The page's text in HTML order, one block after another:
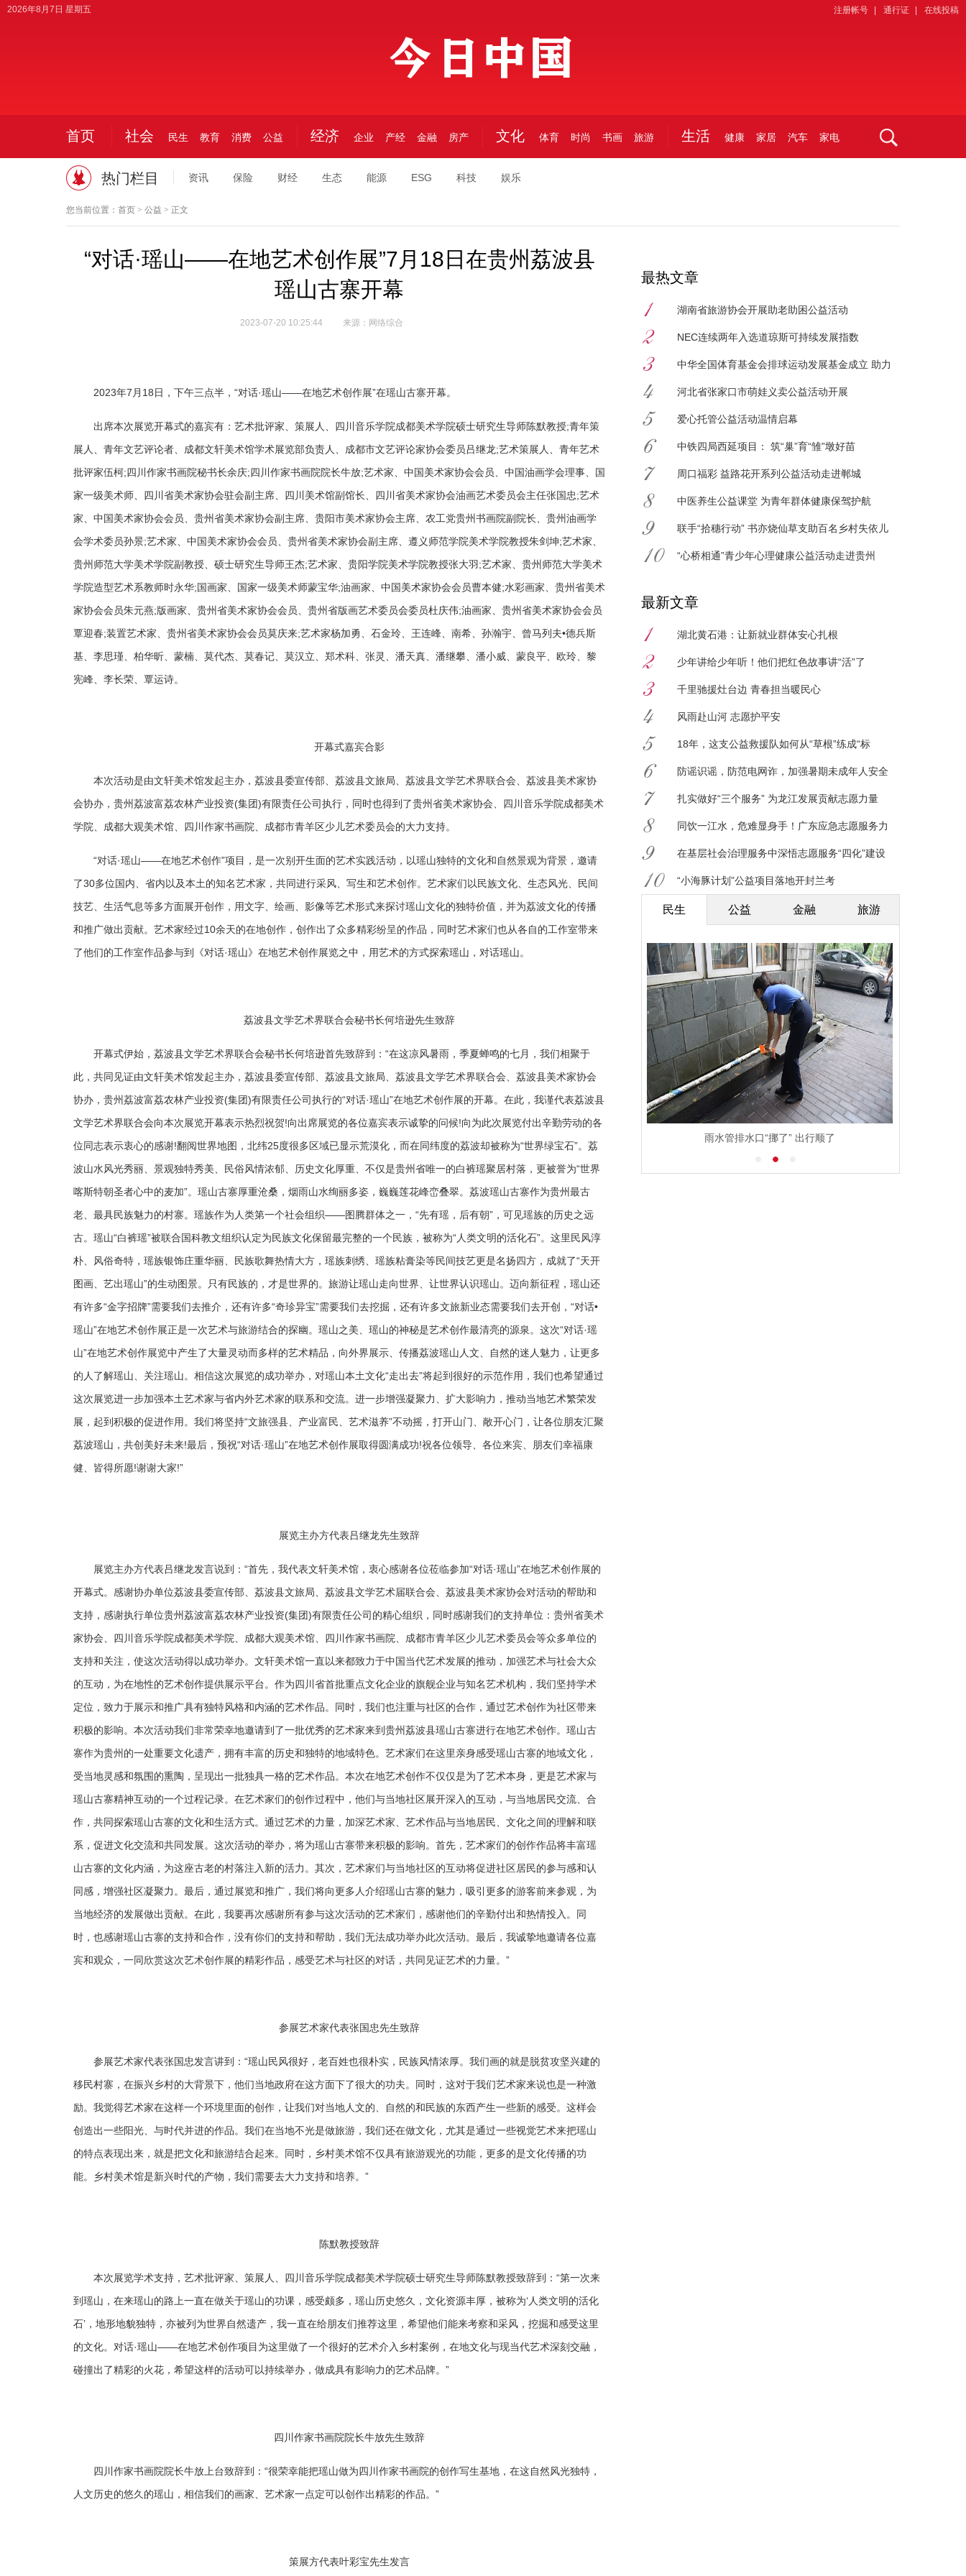
2026年8月7日 星期五 注册帐号 通行证 在线投稿
首页 社会 民生 教育 消费 公益 经济 企业 产经 金融 房产 文化 体育 时尚 书画 旅游 生活 健康 家居 汽车 家电
热门栏目 资讯 保险 财经 生态 能源 ESG 科技 娱乐
您当前位置： 首页 > 公益 > 正文
“对话·瑶山——在地艺术创作展”7月18日在贵州荔波县
瑶山古寨开幕
2023-07-20 10:25:44 来源：网络综合
2023年7月18日，下午三点半，“对话·瑶山——在地艺术创作展”在瑶山古寨开幕。
出席本次展览开幕式的嘉宾有：艺术批评家、策展人、四川音乐学院成都美术学院硕士研究生导师陈默教授;青年策
展人、青年文艺评论者、成都文轩美术馆学术展览部负责人、成都市文艺评论家协会委员吕继龙;艺术策展人、青年艺术
批评家伍柯;四川作家书画院秘书长余庆;四川作家书画院院长牛放;艺术家、中国美术家协会会员、中国油画学会理事、国
家一级美术师、四川省美术家协会驻会副主席、四川美术馆副馆长、四川省美术家协会油画艺术委员会主任张国忠;艺术
家、中国美术家协会会员、贵州省美术家协会副主席、贵阳市美术家协会主席、农工党贵州书画院副院长、贵州油画学
会学术委员孙景;艺术家、中国美术家协会会员、贵州省美术家协会副主席、遵义师范学院美术学院教授朱剑坤;艺术家、
贵州师范大学美术学院副教授、硕士研究生导师王杰;艺术家、贵阳学院美术学院教授张大羽;艺术家、贵州师范大学美术
学院造型艺术系教师时永华;国画家、国家一级美术师蒙宝华;油画家、中国美术家协会会员曹本健;水彩画家、贵州省美术
家协会会员朱元燕;版画家、贵州省美术家协会会员、贵州省版画艺术委员会委员杜庆伟;油画家、贵州省美术家协会会员
覃迎春;装置艺术家、贵州省美术家协会会员莫庆来;艺术家杨加勇、石金玲、王连峰、南希、孙瀚宇、曾马列夫•德兵斯
基、李思瑾、柏华昕、蒙楠、莫代杰、莫春记、莫汉立、郑术科、张灵、潘天真、潘继攀、潘小威、蒙良平、欧玲、黎
宪峰、李长荣、覃运诗。
开幕式嘉宾合影
本次活动是由文轩美术馆发起主办，荔波县委宣传部、荔波县文旅局、荔波县文学艺术界联合会、荔波县美术家协
会协办，贵州荔波富荔农林产业投资(集团)有限责任公司执行，同时也得到了贵州省美术家协会、四川音乐学院成都美术
学院、成都大观美术馆、四川作家书画院、成都市青羊区少儿艺术委员会的大力支持。
“对话·瑶山——在地艺术创作”项目，是一次别开生面的艺术实践活动，以瑶山独特的文化和自然景观为背景，邀请
了30多位国内、省内以及本土的知名艺术家，共同进行采风、写生和艺术创作。艺术家们以民族文化、生态风光、民间
技艺、生活气息等多方面展开创作，用文字、绘画、影像等艺术形式来探讨瑶山文化的独特价值，并为荔波文化的传播
和推广做出贡献。艺术家经过10余天的在地创作，创作出了众多精彩纷呈的作品，同时艺术家们也从各自的工作室带来
了他们的工作室作品参与到《对话·瑶山》在地艺术创作展览之中，用艺术的方式探索瑶山，对话瑶山。
荔波县文学艺术界联合会秘书长何培逊先生致辞
开幕式伊始，荔波县文学艺术界联合会秘书长何培逊首先致辞到：“在这凉风暑雨，季夏蝉鸣的七月，我们相聚于
此，共同见证由文轩美术馆发起主办，荔波县委宣传部、荔波县文旅局、荔波县文学艺术界联合会、荔波县美术家协会
协办，贵州荔波富荔农林产业投资(集团)有限责任公司执行的“对话·瑶山”在地艺术创作展的开幕。在此，我谨代表荔波县
文学艺术界联合会向本次展览开幕表示热烈祝贺!向出席展览的各位嘉宾表示诚挚的问候!向为此次展览付出辛勤劳动的各
位同志表示衷心的感谢!翻阅世界地图，北纬25度很多区域已显示荒漠化，而在同纬度的荔波却被称为“世界绿宝石”。荔
波山水风光秀丽、景观独特秀美、民俗风情浓郁、历史文化厚重、不仅是贵州省唯一的白裤瑶聚居村落，更被誉为“世界
喀斯特朝圣者心中的麦加”。瑶山古寨厚重沧桑，烟雨山水绚丽多姿，巍巍莲花峰峦叠翠。荔波瑶山古寨作为贵州最古
老、最具民族魅力的村寨。瑶族作为人类第一个社会组织——图腾群体之一，“先有瑶，后有朝”，可见瑶族的历史之远
古。瑶山“白裤瑶”被联合国科教文组织认定为民族文化保留最完整的一个民族，被称为“人类文明的活化石”。这里民风淳
朴、风俗奇特，瑶族银饰庄重华丽、民族歌舞热情大方，瑶族刺绣、瑶族粘膏染等民间技艺更是名扬四方，成就了“天开
图画、艺出瑶山”的生动图景。只有民族的，才是世界的。旅游让瑶山走向世界、让世界认识瑶山。迈向新征程，瑶山还
有许多“金字招牌”需要我们去推介，还有许多“奇珍异宝”需要我们去挖掘，还有许多文旅新业态需要我们去开创，“对话•
瑶山”在地艺术创作展正是一次艺术与旅游结合的探幽。瑶山之美、瑶山的神秘是艺术创作最清亮的源泉。这次“对话·瑶
山”在地艺术创作展览中产生了大量灵动而多样的艺术精品，向外界展示、传播荔波瑶山人文、自然的迷人魅力，让更多
的人了解瑶山、关注瑶山。相信这次展览的成功举办，对瑶山本土文化“走出去”将起到很好的示范作用，我们也希望通过
这次展览进一步加强本土艺术家与省内外艺术家的联系和交流。进一步增强凝聚力、扩大影响力，推动当地艺术繁荣发
展，起到积极的促进作用。我们将坚持“文旅强县、产业富民、艺术滋养”不动摇，打开山门、敞开心门，让各位朋友汇聚
荔波瑶山，共创美好未来!最后，预祝“对话·瑶山”在地艺术创作展取得圆满成功!祝各位领导、各位来宾、朋友们幸福康
健、皆得所愿!谢谢大家!”
展览主办方代表吕继龙先生致辞
展览主办方代表吕继龙发言说到：“首先，我代表文轩美术馆，衷心感谢各位莅临参加“对话·瑶山”在地艺术创作展的
开幕式。感谢协办单位荔波县委宣传部、荔波县文旅局、荔波县文学艺术届联合会、荔波县美术家协会对活动的帮助和
支持，感谢执行单位贵州荔波富荔农林产业投资(集团)有限责任公司的精心组织，同时感谢我们的支持单位：贵州省美术
家协会、四川音乐学院成都美术学院、成都大观美术馆、四川作家书画院、成都市青羊区少儿艺术委员会等众多单位的
支持和关注，使这次活动得以成功举办。文轩美术馆一直以来都致力于中国当代艺术发展的推动，加强艺术与社会大众
的互动，为在地性的艺术创作提供展示平台。作为四川省首批重点文化企业的旗舰企业与知名艺术机构，我们坚持学术
定位，致力于展示和推广具有独特风格和内涵的艺术作品。同时，我们也注重与社区的合作，通过艺术创作为社区带来
积极的影响。本次活动我们非常荣幸地邀请到了一批优秀的艺术家来到贵州荔波县瑶山古寨进行在地艺术创作。瑶山古
寨作为贵州的一处重要文化遗产，拥有丰富的历史和独特的地域特色。艺术家们在这里亲身感受瑶山古寨的地域文化，
受当地灵感和氛围的熏陶，呈现出一批独具一格的艺术作品。本次在地艺术创作不仅仅是为了艺术本身，更是艺术家与
瑶山古寨精神互动的一个过程记录。在艺术家们的创作过程中，他们与当地社区展开深入的互动，与当地居民交流、合
作，共同探索瑶山古寨的文化和生活方式。通过艺术的力量，加深艺术家、艺术作品与当地居民、文化之间的理解和联
系，促进文化交流和共同发展。这次活动的举办，将为瑶山古寨带来积极的影响。首先，艺术家们的创作作品将丰富瑶
山古寨的文化内涵，为这座古老的村落注入新的活力。其次，艺术家们与当地社区的互动将促进社区居民的参与感和认
同感，增强社区凝聚力。最后，通过展览和推广，我们将向更多人介绍瑶山古寨的魅力，吸引更多的游客前来参观，为
当地经济的发展做出贡献。在此，我要再次感谢所有参与这次活动的艺术家们，感谢他们的辛勤付出和热情投入。同
时，也感谢瑶山古寨的支持和合作，没有你们的支持和帮助，我们无法成功举办此次活动。最后，我诚挚地邀请各位嘉
宾和观众，一同欣赏这次艺术创作展的精彩作品，感受艺术与社区的对话，共同见证艺术的力量。”
参展艺术家代表张国忠先生致辞
参展艺术家代表张国忠发言讲到：“瑶山民风很好，老百姓也很朴实，民族风情浓厚。我们画的就是脱贫攻坚兴建的
移民村寨，在振兴乡村的大背景下，他们当地政府在这方面下了很大的功夫。同时，这对于我们艺术家来说也是一种激
励。我觉得艺术家在这样一个环境里面的创作，让我们对当地人文的、自然的和民族的东西产生一些新的感受。这样会
创造出一些阳光、与时代并进的作品。我们在当地不光是做旅游，我们还在做文化，尤其是通过一些视觉艺术来把瑶山
的特点表现出来，就是把文化和旅游结合起来。同时，乡村美术馆不仅具有旅游观光的功能，更多的是文化传播的功
能。乡村美术馆是新兴时代的产物，我们需要去大力支持和培养。”
陈默教授致辞
本次展览学术支持，艺术批评家、策展人、四川音乐学院成都美术学院硕士研究生导师陈默教授致辞到：“第一次来
到瑶山，在来瑶山的路上一直在做关于瑶山的功课，感受颇多，瑶山历史悠久，文化资源丰厚，被称为‘人类文明的活化
石’，地形地貌独特，亦被列为世界自然遗产，我一直在给朋友们推荐这里，希望他们能来考察和采风，挖掘和感受这里
的文化。对话·瑶山——在地艺术创作项目为这里做了一个很好的艺术介入乡村案例，在地文化与现当代艺术深刻交融，
碰撞出了精彩的火花，希望这样的活动可以持续举办，做成具有影响力的艺术品牌。”
四川作家书画院院长牛放先生致辞
四川作家书画院院长牛放上台致辞到：“很荣幸能把瑶山做为四川作家书画院的创作写生基地，在这自然风光独特，
人文历史的悠久的瑶山，相信我们的画家、艺术家一点定可以创作出精彩的作品。”
策展方代表叶彩宝先生发言
最热文章
湖南省旅游协会开展助老助困公益活动
NEC连续两年入选道琼斯可持续发展指数
中华全国体育基金会排球运动发展基金成立 助力
排球事业再攀高峰
河北省张家口市萌娃义卖公益活动开展
爱心托管公益活动温情启幕
中铁四局西延项目： 筑“巢”育“雏”墩好苗
周口福彩 益路花开系列公益活动走进郸城
中医养生公益课堂 为青年群体健康保驾护航
联手“拾穗行动” 书亦烧仙草支助百名乡村失依儿
童
“心桥相通”青少年心理健康公益活动走进贵州
最新文章
湖北黄石港：让新就业群体安心扎根
少年讲给少年听！他们把红色故事讲“活”了
千里驰援灶台边 青春担当暖民心
风雨赴山河 志愿护平安
18年，这支公益救援队如何从“草根”练成“标
杆”？
防谣识谣，防范电网诈，加强暑期未成年人安全
意识
扎实做好“三个服务” 为龙江发展贡献志愿力量
同饮一江水，危难显身手！广东应急志愿服务力
量驰援广西
在基层社会治理服务中深悟志愿服务“四化”建设
意义
“小海豚计划”公益项目落地开封兰考
民生 公益 金融 旅游
雨水管排水口“挪了” 出行顺了